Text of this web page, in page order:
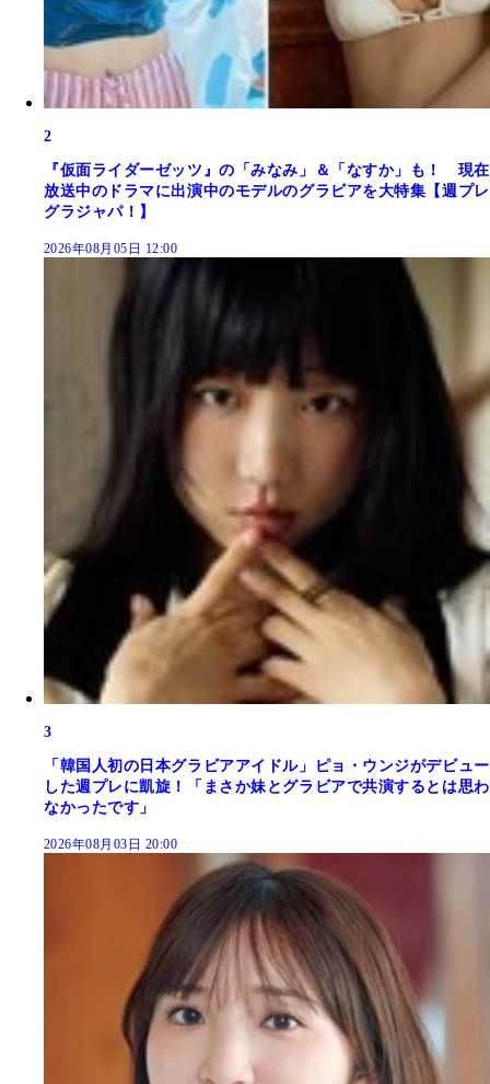
2
『仮面ライダーゼッツ』の「みなみ」＆「なすか」も！ 現在
放送中のドラマに出演中のモデルのグラビアを大特集【週プレ
グラジャパ！】
2026年08月05日 12:00
3
「韓国人初の日本グラビアアイドル」ピョ・ウンジがデビュー
した週プレに凱旋！「まさか妹とグラビアで共演するとは思わ
なかったです」
2026年08月03日 20:00